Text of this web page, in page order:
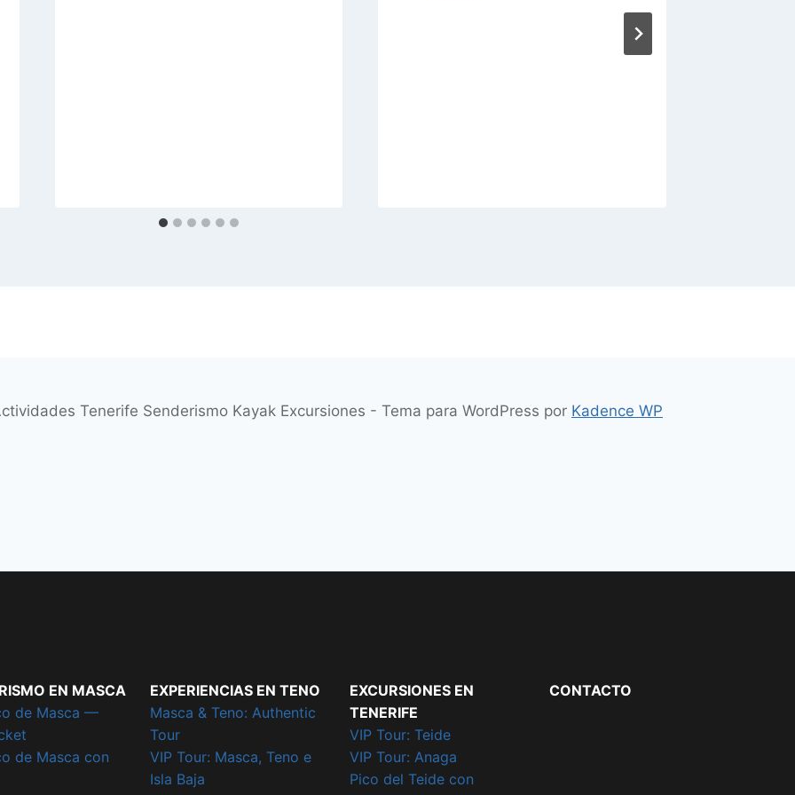
Tenerife Senderismo Kayak Excursiones - Tema para WordPress por Kadence WP
EN MASCA
de Masca —
de Masca con
EXPERIENCIAS EN TENO
Masca & Teno: Authentic
Tour
VIP Tour: Masca, Teno e
Isla Baja
EXCURSIONES EN
TENERIFE
VIP Tour: Teide
VIP Tour: Anaga
Pico del Teide con
CONTACTO